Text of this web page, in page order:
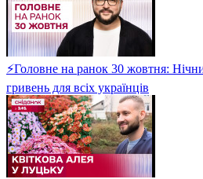
⚡Головне на ранок 30 жовтня:
гривень для всіх українців